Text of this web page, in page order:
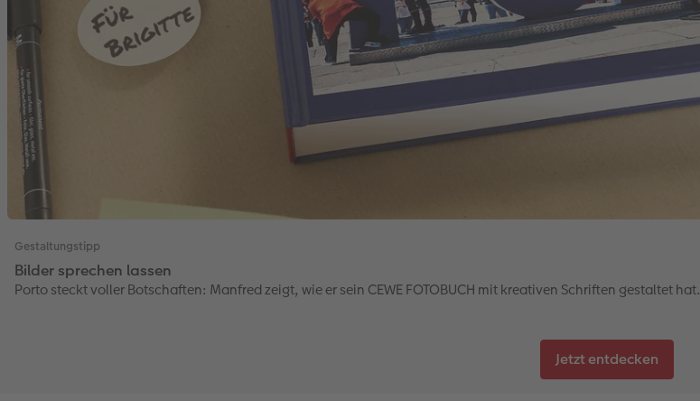
Gestaltungstipp
Bilder sprechen lassen
Porto steckt voller Botschaften: Manfred zeigt, wie er sein CEWE FOTOBUCH mit kreativen Schriften gestaltet hat.
Jetzt entdecken